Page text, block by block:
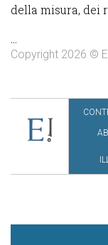
della misura, dei
...
Copyright 2026 ©